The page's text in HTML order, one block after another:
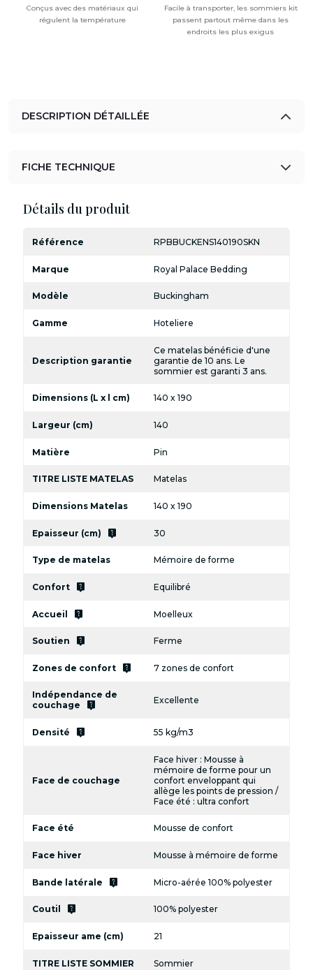
Conçus avec des matériaux qui
régulent la température
Facile à transporter, les sommiers kit
passent partout même dans les
endroits les plus exigus
DESCRIPTION DÉTAILLÉE
FICHE TECHNIQUE
Détails du produit
Référence RPBBUCKENS140190SKN
Marque Royal Palace Bedding
Modèle Buckingham
Gamme Hoteliere
Description garantie
Ce matelas bénéficie d'une
garantie de 10 ans. Le
sommier est garanti 3 ans.
Dimensions (L x l cm) 140 x 190
Largeur (cm) 140
Matière Pin
TITRE LISTE MATELAS Matelas
Dimensions Matelas 140 x 190
Epaisseur (cm) live_help 30
Type de matelas Mémoire de forme
Confort live_help Equilibré
Accueil live_help Moelleux
Soutien live_help Ferme
Zones de confort live_help 7 zones de confort
Indépendance de
couchage
live_help Excellente
Densité live_help 55 kg/m3
Face de couchage
Face hiver : Mousse à
mémoire de forme pour un
confort enveloppant qui
allège les points de pression /
Face été : ultra confort
Face été Mousse de confort
Face hiver Mousse à mémoire de forme
Bande latérale live_help Micro-aérée 100% polyester
Coutil live_help 100% polyester
Epaisseur ame (cm) 21
TITRE LISTE SOMMIER Sommier